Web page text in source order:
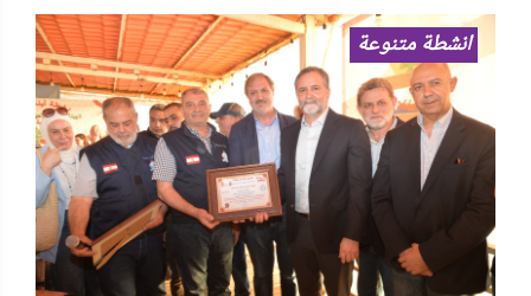
انشطة متنوعة